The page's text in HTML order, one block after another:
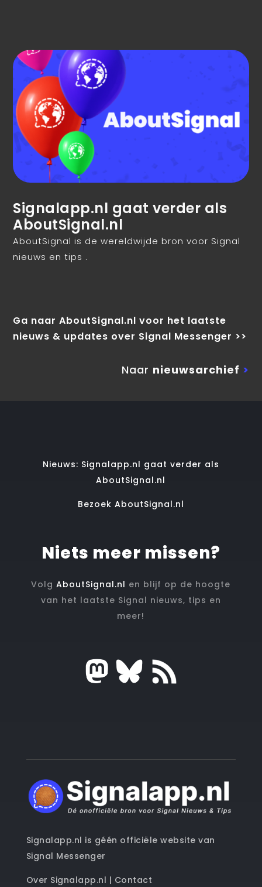
Signalapp.nl gaat verder als
AboutSignal.nl
AboutSignal is de wereldwijde bron voor Signal
nieuws en tips .
Ga naar AboutSignal.nl voor het laatste
nieuws & updates over Signal Messenger >>
Naar nieuwsarchief >
Nieuws: Signalapp.nl gaat verder als
AboutSignal.nl
Bezoek AboutSignal.nl
Niets meer missen?
VolgAboutSignal.nl en blijf op de hoogte
van het laatste Signal nieuws, tips en
meer!
Signalapp.nl is géén officiële website van
Signal Messenger
Over Signalapp.nl | Contact